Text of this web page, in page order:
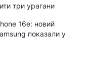
три урагани
16e: новий
показали у